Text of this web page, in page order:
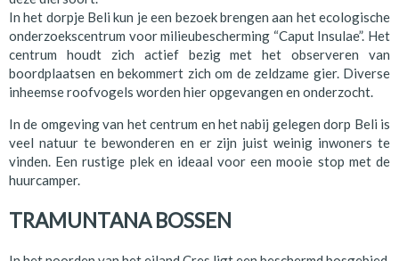
In het dorpje Beli kun je een bezoek brengen aan het ecologische
onderzoekscentrum voor milieubescherming “Caput Insulae”. Het
centrum houdt zich actief bezig met het observeren van
boordplaatsen en bekommert zich om de zeldzame gier. Diverse
inheemse roofvogels worden hier opgevangen en onderzocht.
In de omgeving van het centrum en het nabij gelegen dorp Beli is
veel natuur te bewonderen en er zijn juist weinig inwoners te
vinden. Een rustige plek en ideaal voor een mooie stop met de
huurcamper.
TRAMUNTANA BOSSEN